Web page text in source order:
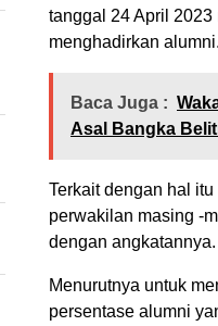
tanggal 24 April
menghadirkan alumni.
Baca Juga :
Asal Bangka
Terkait dengan hal
perwakilan masing -
dengan angkatannya.
Menurutnya untuk
persentase alumni